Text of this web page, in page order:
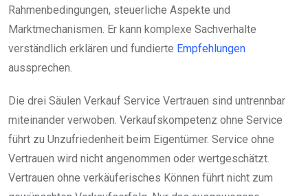
Rahmenbedingungen, steuerliche Aspekte und
Marktmechanismen. Er kann komplexe Sachverhalte
verständlich erklären und fundierte Empfehlungen
aussprechen.
Die drei Säulen Verkauf Service Vertrauen sind untrennbar
miteinander verwoben. Verkaufskompetenz ohne Service
führt zu Unzufriedenheit beim Eigentümer. Service ohne
Vertrauen wird nicht angenommen oder wertgeschätzt.
Vertrauen ohne verkäuferisches Können führt nicht zum